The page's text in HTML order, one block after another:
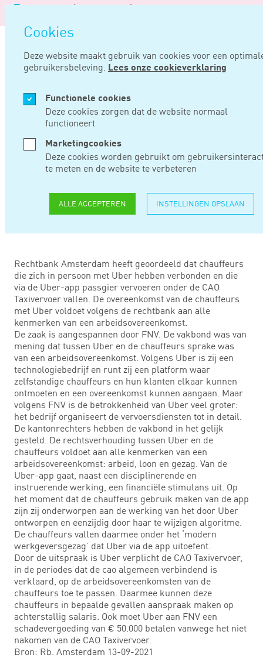
overslaan
Cookies
Deze website maakt gebruik van cookies voor een
gebruikersbeleving. Lees onze cookieverklaring
Functionele cookies
Deze cookies zorgen dat de website normaal
functioneert
Marketingcookies
Deze cookies worden gebruikt om
te meten en de website te verbeteren
ALLE ACCEPTEREN INSTELLINGEN OPSLAAN
Logo
Noord
Negentig
SEP 14, 2021
CHAUFFEURS
HEBBEN
MET UBER
Rechtbank Amsterdam heeft geoordeeld dat chauffeurs
die zich in persoon met Uber hebben verbonden en die
via de Uber-app passgier vervoeren onder de CAO
Taxivervoer vallen. De overeenkomst van de chauffeurs
met Uber voldoet volgens de rechtbank aan alle
kenmerken van een arbeidsovereenkomst.
De zaak is aangespannen door FNV. De vakbond was van
mening dat tussen Uber en de chauffeurs sprake was
van een arbeidsovereenkomst. Volgens Uber is zij een
technologiebedrijf en runt zij een platform waar
zelfstandige chauffeurs en hun klanten elkaar kunnen
ontmoeten en een overeenkomst kunnen aangaan. Maar
volgens FNV is de betrokkenheid van Uber veel groter:
het bedrijf organiseert de vervoersdiensten tot in detail.
De kantonrechters hebben de vakbond in het gelijk
gesteld. De rechtsverhouding tussen Uber en de
chauffeurs voldoet aan alle kenmerken van een
arbeidsovereenkomst: arbeid, loon en gezag. Van de
Uber-app gaat, naast een disciplinerende en
instruerende werking, een financiële stimulans uit. Op
het moment dat de chauffeurs gebruik maken van de app
zijn zij onderworpen aan de werking van het door Uber
ontworpen en eenzijdig door haar te wijzigen algoritme.
De chauffeurs vallen daarmee onder het ‘modern
werkgeversgezag’ dat Uber via de app uitoefent.
Door de uitspraak is Uber verplicht de CAO Taxivervoer,
in de periodes dat de cao algemeen verbindend is
verklaard, op de arbeidsovereenkomsten van de
chauffeurs toe te passen. Daarmee kunnen deze
chauffeurs in bepaalde gevallen aanspraak maken op
achterstallig salaris. Ook moet Uber aan FNV een
schadevergoeding van € 50.000 betalen vanwege het niet
nakomen van de CAO Taxivervoer.
Bron: Rb. Amsterdam 13-09-2021